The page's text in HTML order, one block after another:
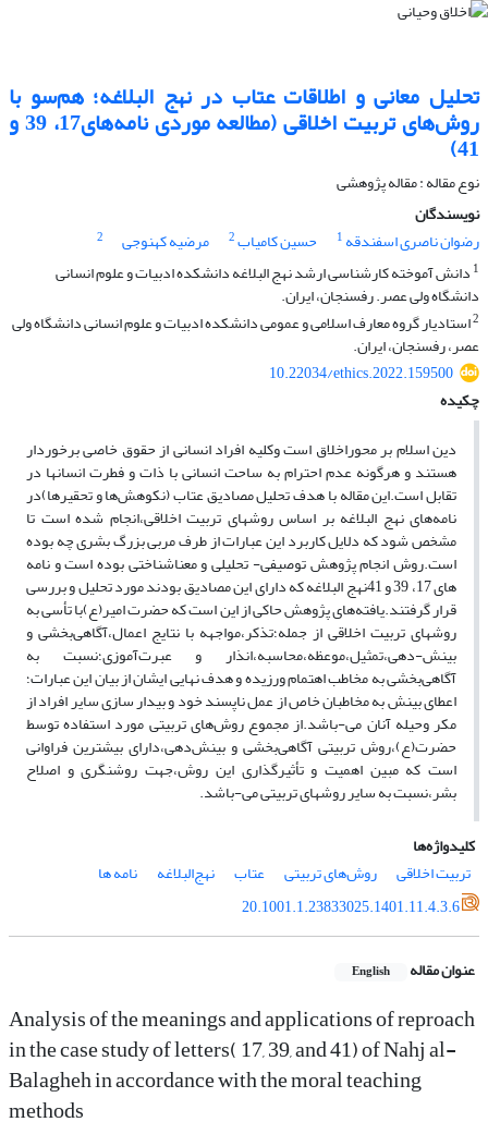
تحلیل معانی و اطلاقات عتاب در نهج البلاغه؛ هم‌سو با
روش‌های تربیت اخلاقی (مطالعه موردی نامه‌های17، 39 و
41)
نوع مقاله : مقاله پژوهشی
نویسندگان
رضوان ناصری اسفندقه 1 حسین کامیاب2 مرضیه کهنوجی
2
1 دانش آموخته کارشناسی ارشد نهج البلاغه دانشکده ادبیات و علوم انسانی
دانشگاه ولی عصر. رفسنجان، ایران.
2استادیار گروه معارف اسلامی و عمومی دانشکده ادبیات و علوم انسانی دانشگاه ولی
عصر، رفسنجان، ایران.
10.22034/ethics.2022.159500
چکیده
دین اسلام بر محوراخلاق است وکلیه افراد انسانی از حقوق خاصی برخوردار
هستند و هرگونه عدم احترام به ساحت انسانی با ذات و فطرت انسانها در
تقابل است.این مقاله با هدف تحلیل مصادیق عتاب (نکوهش‌ها و تحقیرها)در
نامه‌های نهج البلاغه بر اساس روشهای تربیت اخلاقی،انجام شده است تا
مشخص شود که دلایل کاربرد این عبارات از طرف مربی بزرگ بشری چه بوده
است.روش انجام پژوهش توصیفی- تحلیلی و معناشناختی بوده است و نامه
های 17، 39 و 41نهج البلاغه که دارای این مصادیق بودند مورد تحلیل و بررسی
قرار گرفتند.یافته‌های پژوهش حاکی از این است که حضرت امیر(ع)با تأسی به
روشهای تربیت اخلاقی از جمله؛تذکر،مواجهه با نتایج اعمال،آگاهی‌بخشی و
بینش-دهی،تمثیل،موعظه،محاسبه،انذار و عبرت‌آموزی؛نسبت به
آگاهی‌بخشی به مخاطب اهتمام ورزیده و هدف نهایی ایشان از بیان این عبارات؛
اعطای بینش به مخاطبان خاص از عمل ناپسند خود و بیدار سازی سایر افراد از
مکر وحیله آنان می-باشد.از مجموع روش‌های تربیتی مورد استفاده توسط
حضرت(ع)،روش تربیتی آگاهی‌بخشی و بینش‌دهی،دارای بیشترین فراوانی
است که مبین اهمیت و تأثیرگذاری این روش،جهت روشنگری و اصلاح
بشر،نسبت به سایر روشهای تربیتی می-باشد.
کلیدواژه‌ها
تربیت اخلاقی
روش‌های تربیتی عتاب نهج‌البلاغه
نامه ها
20.1001.1.23833025.1401.11.4.3.6
عنوان مقاله English
Analysis of the meanings and applications of reproach
in the case study of letters( 17, 39, and 41) of Nahj al-
Balagheh in accordance with the moral teaching
methods